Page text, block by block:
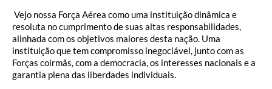
Vejo nossa Força Aérea como uma instituição dinâmica e
resoluta no cumprimento de suas altas responsabilidades,
alinhada com os objetivos maiores desta nação. Uma
instituição que tem compromisso inegociável, junto com as
Forças coirmãs, com a democracia, os interesses nacionais e a
garantia plena das liberdades individuais.